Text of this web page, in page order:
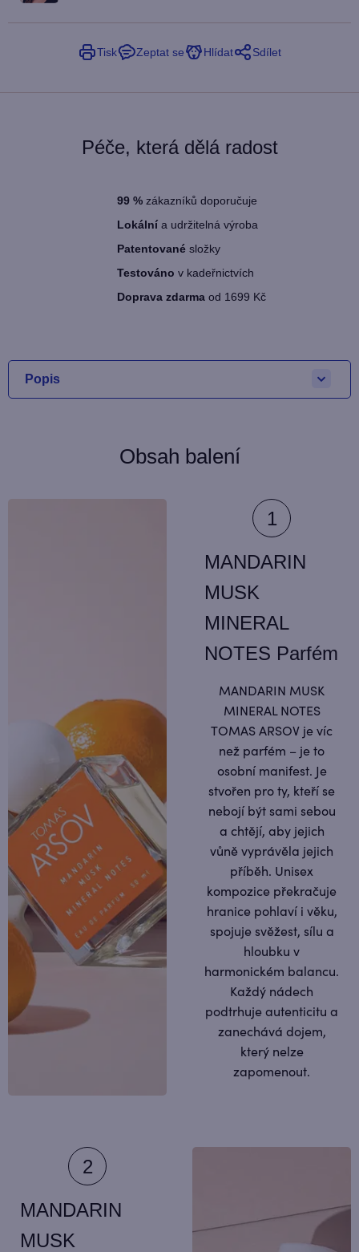
Tisk Zeptat se Hlídat Sdílet
Péče, která dělá radost
99 % zákazníků doporučuje
Lokální a udržitelná výroba
Patentované složky
Testováno v kadeřnictvích
Doprava zdarma od 1699 Kč
Popis
Obsah balení
MANDARIN
MUSK
MINERAL
NOTES Parfém
MANDARIN MUSK
MINERAL NOTES
TOMAS ARSOV je víc
než parfém – je to
osobní manifest. Je
stvořen pro ty, kteří se
nebojí být sami sebou
a chtějí, aby jejich
vůně vyprávěla jejich
příběh. Unisex
kompozice překračuje
hranice pohlaví i věku,
spojuje svěžest, sílu a
hloubku v
harmonickém balancu.
Každý nádech
podtrhuje autenticitu a
zanechává dojem,
který nelze
zapomenout.
MANDARIN
MUSK